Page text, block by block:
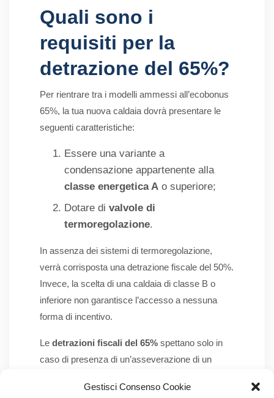
Gestisci Consenso Cookie
Quali sono i
requisiti per la
detrazione del 65%?
Per rientrare tra i modelli ammessi all’ecobonus
65%, la tua nuova caldaia dovrà presentare le
seguenti caratteristiche:
Essere una variante a
condensazione appartenente alla
classe energetica A o superiore;
Dotare di valvole di
termoregolazione.
In assenza dei sistemi di termoregolazione,
verrà corrisposta una detrazione fiscale del 50%.
Invece, la scelta di una caldaia di classe B o
inferiore non garantisce l’accesso a nessuna
forma di incentivo.
Le detrazioni fiscali del 65% spettano solo in
caso di presenza di un’asseverazione di un
fondamentale per certificare la presenza di tutti i